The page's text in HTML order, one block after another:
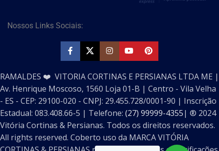
Nossos Links Sociais:
RAMALDES ❤️ VITORIA CORTINAS E PERSIANAS LTDA ME |
Av. Henrique Moscoso, 1560 Loja 01-B | Centro - Vila Velha
- ES - CEP: 29100-020 - CNPJ: 29.455.728/0001-90 | Inscrição
Estadual: 083.408.66-5 | Telefone: (27) 99999-4355| ®️ 2024
Vitória Cortinas & Persianas. Todos os direitos reservados.
All rights reserved. Coberto uso da MARCA VITÓRIA